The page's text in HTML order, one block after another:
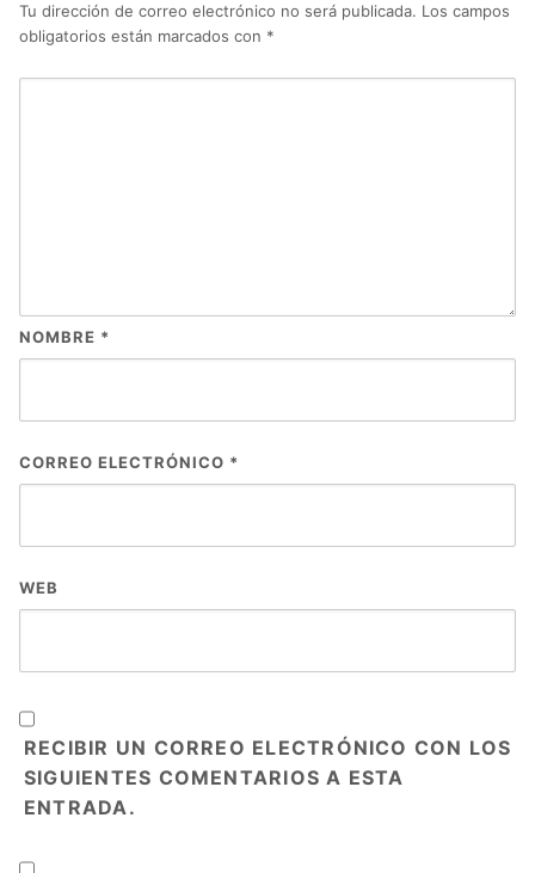
Tu dirección de correo electrónico no será publicada. Los campos
obligatorios están marcados con *
NOMBRE *
CORREO ELECTRÓNICO *
WEB
RECIBIR UN CORREO ELECTRÓNICO CON LOS
SIGUIENTES COMENTARIOS A ESTA
ENTRADA.